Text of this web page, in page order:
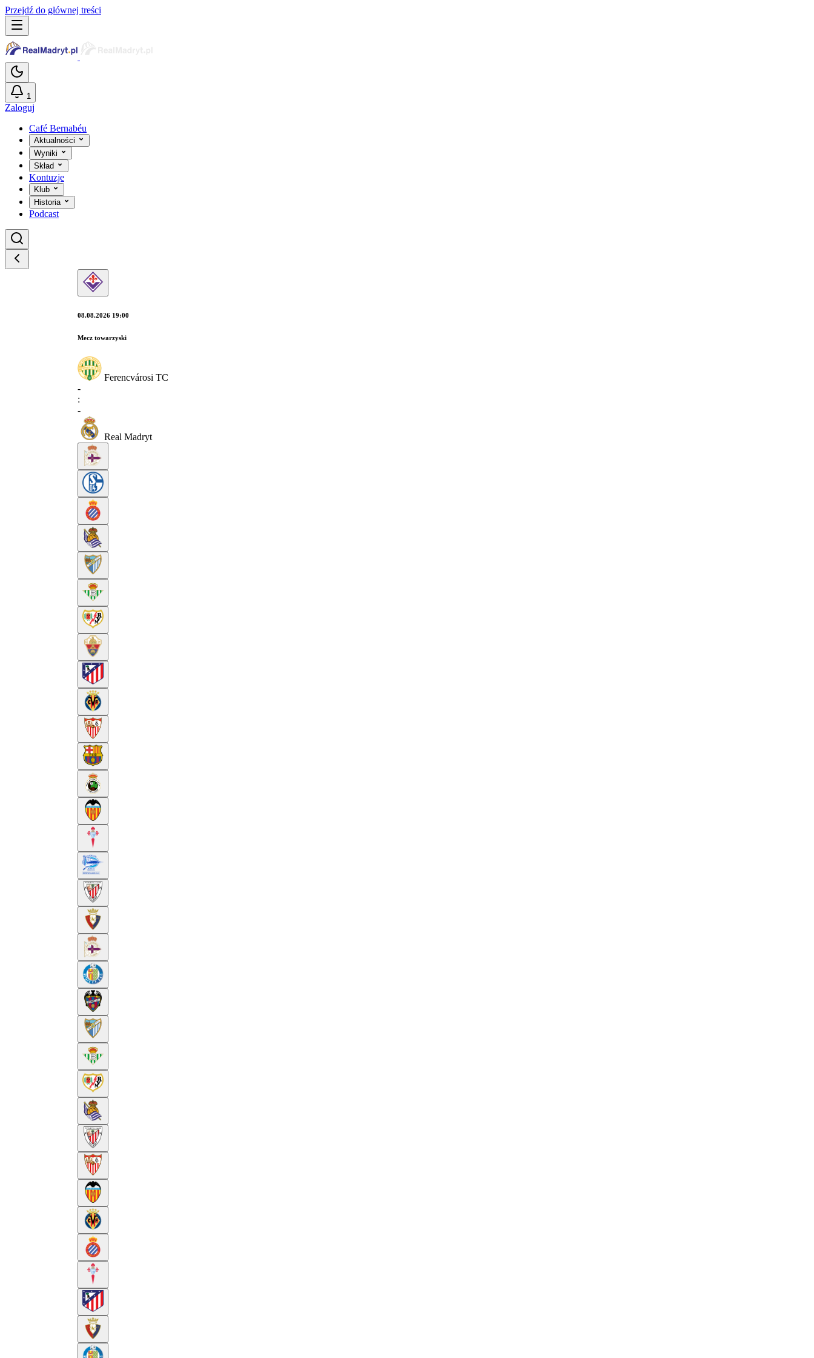
Przejdź do głównej treści
1
Zaloguj
Café Bernabéu
Aktualności
Wyniki
Skład
Kontuzje
Klub
Historia
Podcast
08.08.2026 19:00
Mecz towarzyski
Ferencvárosi TC
-
:
-
Real Madryt